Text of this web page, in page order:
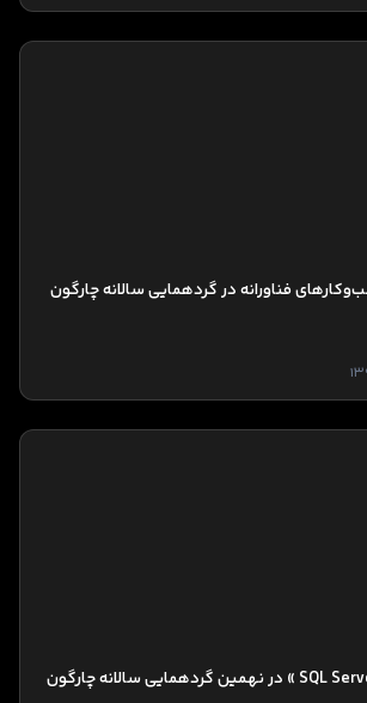
فناورانه در گردهمایی سالانه چارگون